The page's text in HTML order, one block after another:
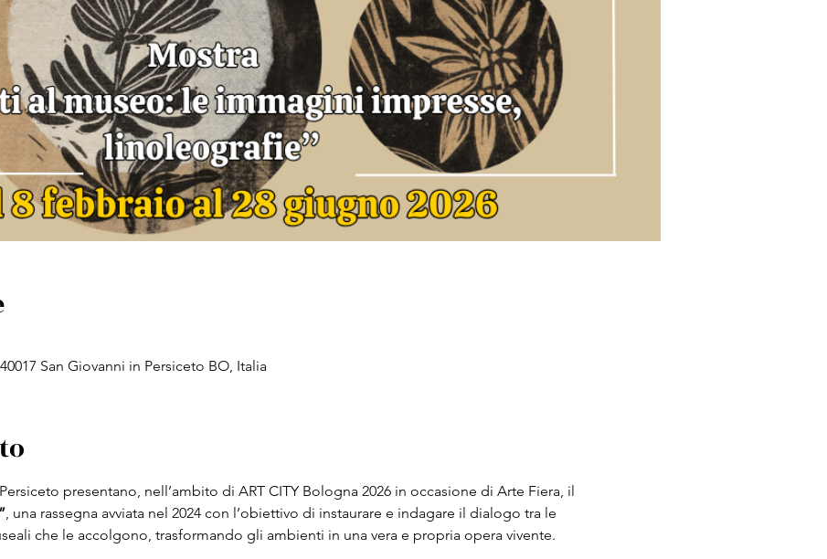
San Giovanni in Persiceto BO, Italia
presentano, nell’ambito di ART CITY Bologna 2026 in occasione di Arte Fiera, il
, una rassegna avviata nel 2024 con l’obiettivo di instaurare e indagare il dialogo tra le
che le accolgono, trasformando gli ambienti in una vera e propria opera vivente.